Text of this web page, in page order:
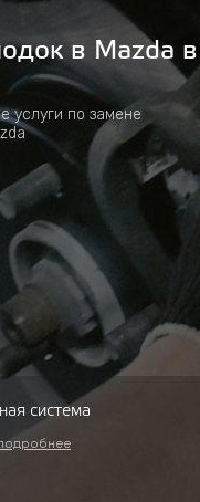
в Mazda в
услуги по замене
система